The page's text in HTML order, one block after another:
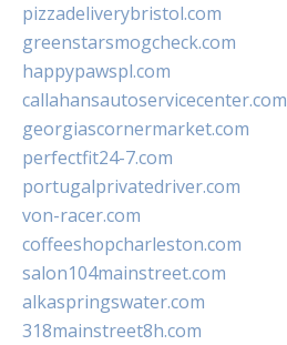
pizzadeliverybristol.com
greenstarsmogcheck.com
happypawspl.com
callahansautoservicecenter.com
georgiascornermarket.com
perfectfit24-7.com
portugalprivatedriver.com
von-racer.com
coffeeshopcharleston.com
salon104mainstreet.com
alkaspringswater.com
318mainstreet8h.com